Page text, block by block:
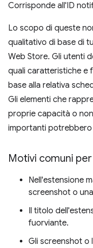
Corrisponde all'ID
Lo scopo di queste
qualitativo di base di
Web Store. Gli utenti
quali caratteristiche e
base alla relativa
Gli elementi che
proprie capacità o
importanti potrebbero
Motivi comuni
Nell'estensione
screenshot o
Il titolo
fuorviante.
Gli screenshot o